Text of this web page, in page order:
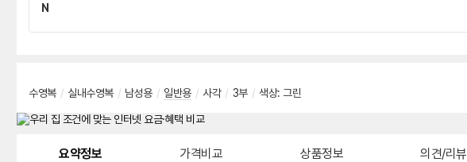
수영복 / 실내수영복 / 남성용 / 일반용 / 사각 / 3부 / 색상: 그린
요약정보 가격비교 상품정보 의견/리뷰